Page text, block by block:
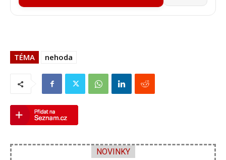
TÉMA nehoda
NOVINKY